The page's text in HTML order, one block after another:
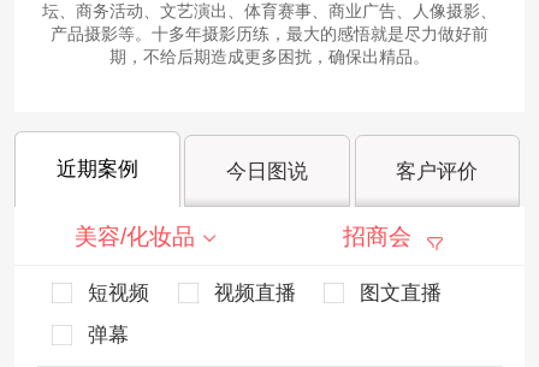
坛、商务活动、文艺演出、体育赛事、商业广告、人像摄影、
产品摄影等。十多年摄影历练，最大的感悟就是尽力做好前
期，不给后期造成更多困扰，确保出精品。
近期案例 今日图说 客户评价
美容/化妆品 招商会
短视频 视频直播
图文直播
弹幕